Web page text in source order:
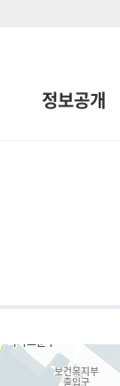
정보공개